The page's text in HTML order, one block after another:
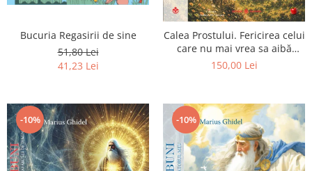
Bucuria Regasirii de sine
51,80 Lei
41,23 Lei
Calea Prostului. Fericirea celui
care nu mai vrea sa aibă
dreptate - Intoarcerea la
150,00 Lei
-10% -10%